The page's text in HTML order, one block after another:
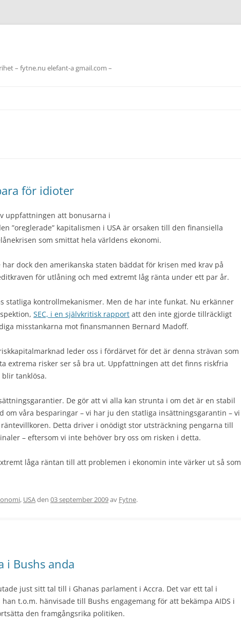
– fytne.nu elefant-a gmail.com –
för idioter
uppfattningen att bonusarna i
”oreglerade” kapitalismen i USA är orsaken till den finansiella
som smittat hela världens ekonomi.
dock den amerikanska staten bäddat för krisen med krav på
för utlåning och med extremt låg ränta under ett par år.
statliga kontrollmekanismer. Men de har inte funkat. Nu erkänner
SEC, i en självkritisk rapport att den inte gjorde tillräckligt
misstankarna mot finansmannen Bernard Madoff.
leder oss i fördärvet för det är denna strävan som
extrema risker ser så bra ut. Uppfattningen att det finns riskfria
tanklösa.
De gör att vi alla kan strunta i om det är en stabil
om våra besparingar – vi har ju den statliga insättningsgarantin – vi
Detta driver i onödigt stor utsträckning pengarna till
– eftersom vi inte behöver bry oss om risken i detta.
låga räntan till att problemen i ekonomin inte värker ut så som
, USAden 03 september 2009av Fytne.
i Bushs anda
just sitt tal till i Ghanas parlament i Accra. Det var ett tal i
han t.o.m. hänvisade till Bushs engagemang för att bekämpa AIDS i
den framgångsrika politiken.